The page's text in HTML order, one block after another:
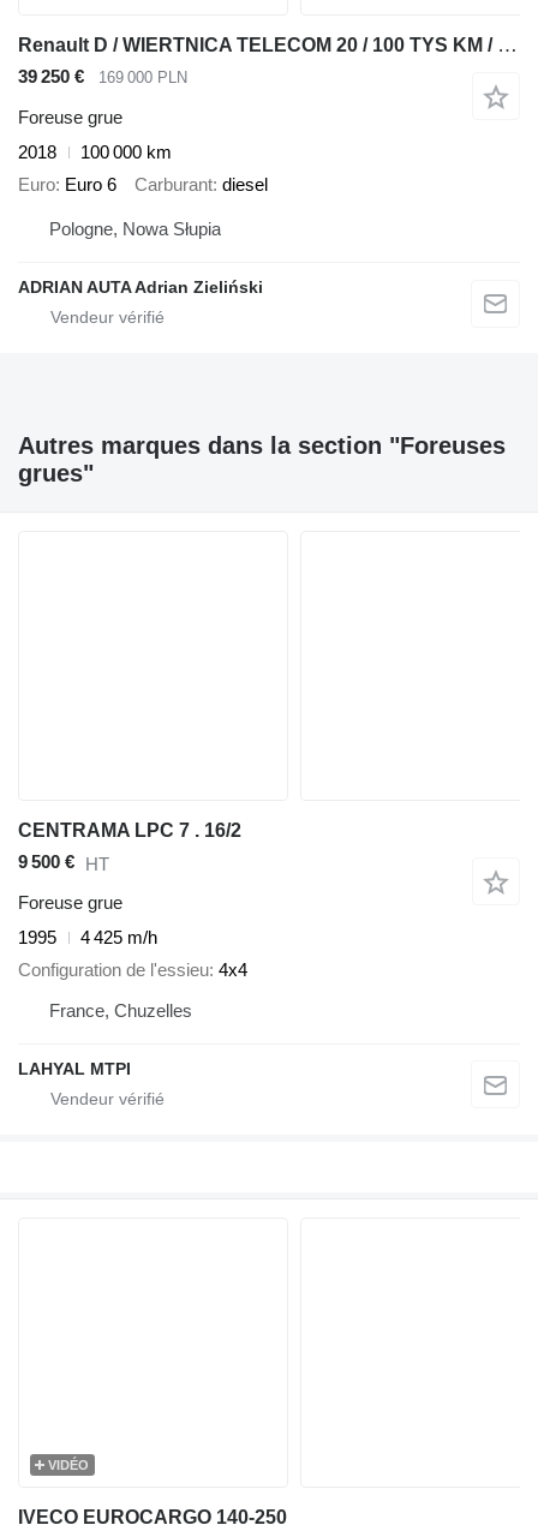
Renault D / WIERTNICA TELECOM 20 / 100 TYS KM / SPROWADZONE /
39 250 € 169 000 PLN
Foreuse grue
2018
100 000 km
Euro Euro 6 Carburant diesel
Pologne, Nowa Słupia
ADRIAN AUTA Adrian Zieliński
Autres marques dans la section "Foreuses
grues"
CENTRAMA LPC 7 . 16/2
9 500 € HT
Foreuse grue
1995
4 425 m/h
Configuration de l'essieu 4x4
France, Chuzelles
LAHYAL MTPI
VIDÉO
IVECO EUROCARGO 140-250